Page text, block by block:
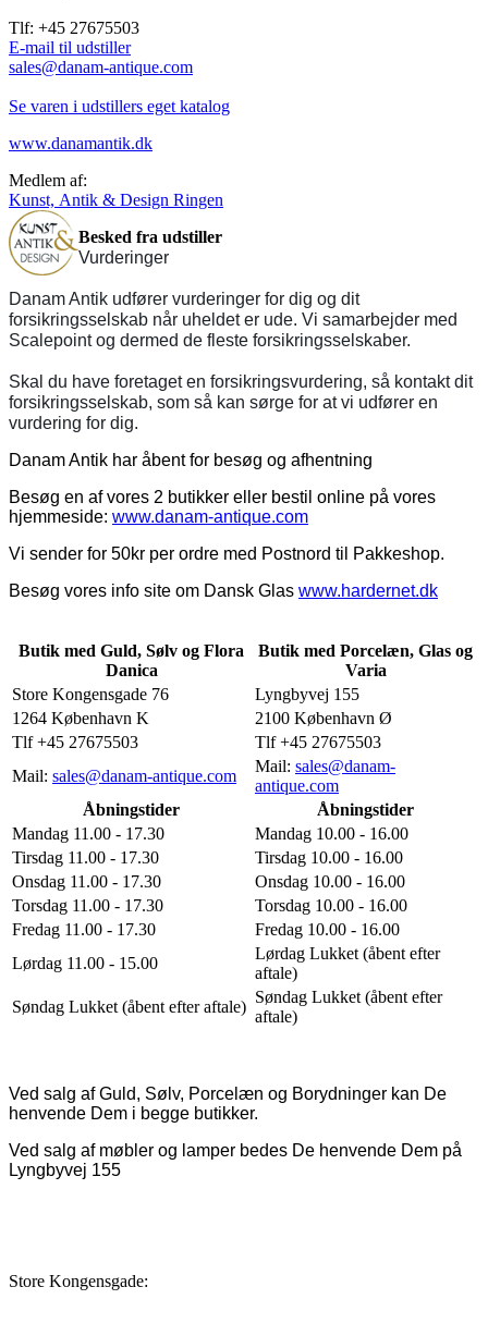
Tlf: +45 27675503
E-mail til udstiller
sales@danam-antique.com
Se varen i udstillers eget katalog
www.danamantik.dk
Medlem af:
Kunst, Antik & Design Ringen
Besked fra udstiller
Vurderinger
Danam Antik udfører vurderinger for dig og dit
forsikringsselskab når uheldet er ude. Vi samarbejder med
Scalepoint og dermed de fleste forsikringsselskaber.
Skal du have foretaget en forsikringsvurdering, så kontakt dit
forsikringsselskab, som så kan sørge for at vi udfører en
vurdering for dig.
Danam Antik har åbent for besøg og afhentning
Besøg en af vores 2 butikker eller bestil online på vores
hjemmeside: www.danam-antique.com
Vi sender for 50kr per ordre med Postnord til Pakkeshop.
Besøg vores info site om Dansk Glas www.hardernet.dk
Butik med Guld, Sølv og Flora
Danica
Butik med Porcelæn, Glas og
Varia
Store Kongensgade 76
Lyngbyvej 155
1264 København K
2100 København Ø
Tlf +45 27675503
Tlf +45 27675503
Mail: sales@danam-antique.com
Mail: sales@danam-
antique.com
Åbningstider
Åbningstider
Mandag 11.00 - 17.30
Mandag 10.00 - 16.00
Tirsdag 11.00 - 17.30
Tirsdag 10.00 - 16.00
Onsdag 11.00 - 17.30
Onsdag 10.00 - 16.00
Torsdag 11.00 - 17.30
Torsdag 10.00 - 16.00
Fredag 11.00 - 17.30
Fredag 10.00 - 16.00
Lørdag 11.00 - 15.00
Lørdag Lukket (åbent efter
aftale)
Søndag Lukket (åbent efter aftale)
Søndag Lukket (åbent efter
aftale)
Ved salg af Guld, Sølv, Porcelæn og Borydninger kan De
henvende Dem i begge butikker.
Ved salg af møbler og lamper bedes De henvende Dem på
Lyngbyvej 155
Store Kongensgade: